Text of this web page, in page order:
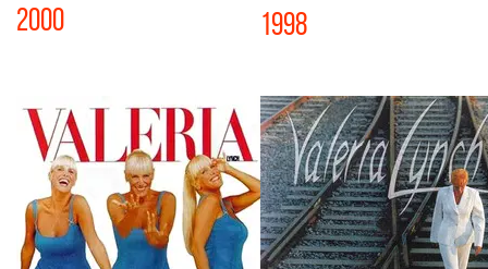
2000 1998